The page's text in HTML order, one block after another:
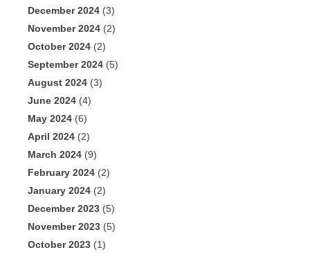
December 2024 (3)
November 2024 (2)
October 2024 (2)
September 2024 (5)
August 2024 (3)
June 2024 (4)
May 2024 (6)
April 2024 (2)
March 2024 (9)
February 2024 (2)
January 2024 (2)
December 2023 (5)
November 2023 (5)
October 2023 (1)